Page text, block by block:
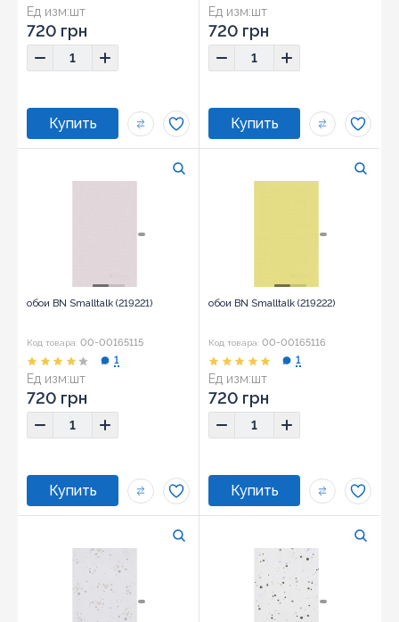
Ед изм:шт
720 грн
Ед изм:шт
720 грн
обои BN Smalltalk (219221)
Код товара: 00-00165115
Ед изм:шт
1
720 грн
обои BN Smalltalk (219222)
Код товара: 00-00165116
Ед изм:шт
1
720 грн